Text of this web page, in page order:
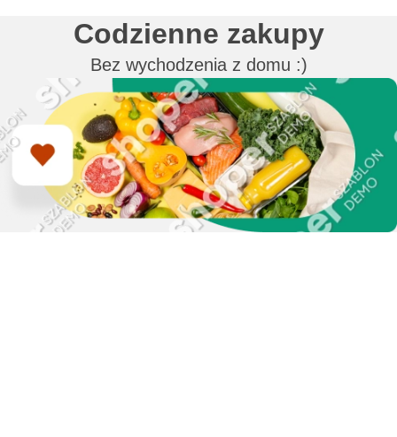
Codzienne zakupy
Bez wychodzenia z domu :)